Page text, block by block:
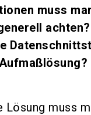
muss
Lösung muss